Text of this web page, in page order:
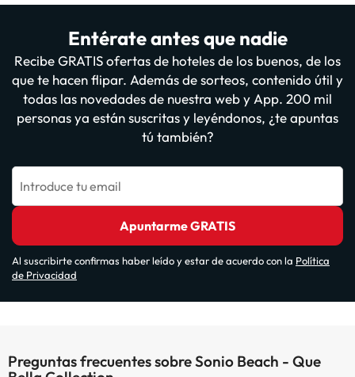
Entérate antes que nadie
Recibe GRATIS ofertas de hoteles de los buenos, de los
que te hacen flipar. Además de sorteos, contenido útil y
todas las novedades de nuestra web y App. 200 mil
personas ya están suscritas y leyéndonos, ¿te apuntas
tú también?
Introduce tu email
Apuntarme GRATIS
Al suscribirte confirmas haber leído y estar de acuerdo con la Política
de Privacidad
Preguntas frecuentes sobre Sonio Beach - Que